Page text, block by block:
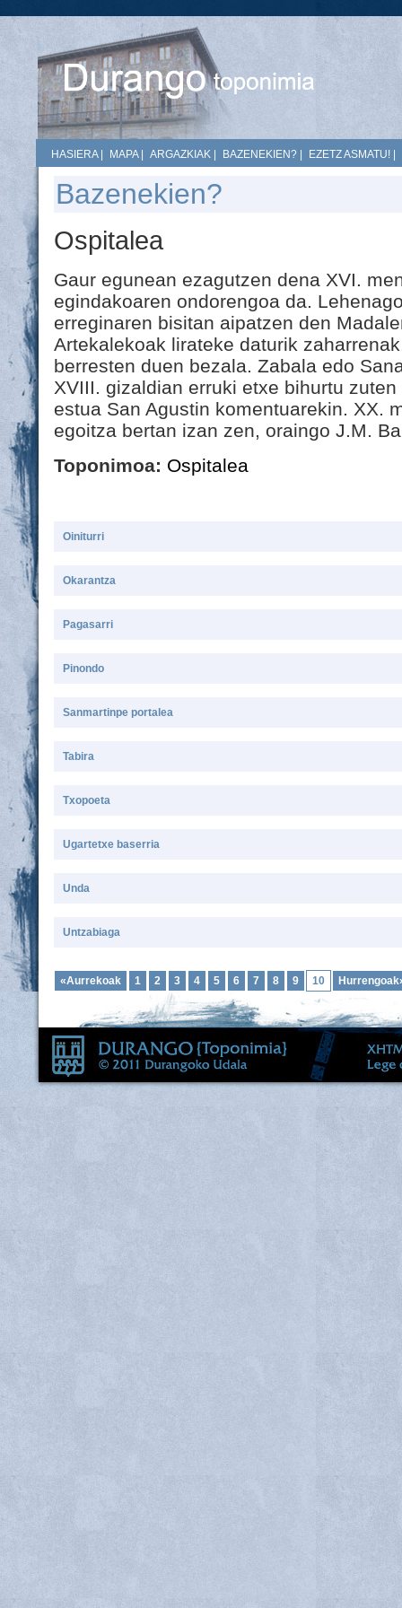
HASIERA| MAPA| ARGAZKIAK BAZENEKIEN? EZETZ ASMATU!
Bazenekien?
Ospitalea
Gaur egunean ezagutzen dena XVI.
egindakoaren ondorengoa da.
erreginaren bisitan aipatzen den
Artekalekoak lirateke daturik
berresten duen bezala. Zabala edo
XVIII. gizaldian erruki etxe bihurtu
estua San Agustin komentuarekin. XX.
egoitza bertan izan zen, oraingo J.M.
Toponimoa: Ospitalea
Oiniturri
Okarantza
Pagasarri
Pinondo
Sanmartinpe portalea
Tabira
Txopoeta
Ugartetxe baserria
Unda
Untzabiaga
«Aurrekoak 1 2 3 4 5 6 7 8 9 10